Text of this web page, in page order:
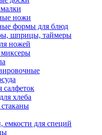
ножи
формы для блюд
шприцы, таймеры
ножей
салфеток
хлеба
для специй